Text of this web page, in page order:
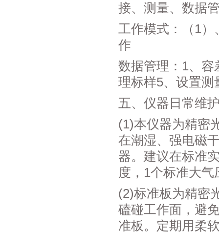
接、测量、数据
工作模式：（1）
作
数据管理：1、容
理标样5、设置测
五、仪器日常维
(1)本仪器为精密
在潮湿、强电磁
器。建议在标准
度，1个标准大
(2)标准板为精密
磕碰工作面，避
准板。定期用柔